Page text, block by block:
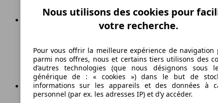
Émissions de CO2 (combinées)*
Nous utilisons des cookies pour
votre recherche.
Pour vous offrir la meilleure expérience de navigation
parmi nos offres, nous et certains tiers utilisons des
d’autres technologies (que nous désignons sous
générique de : « cookies ») dans le but de
informations sur les appareils et des données à
personnel (par ex. les adresses IP) et d’y accéder.